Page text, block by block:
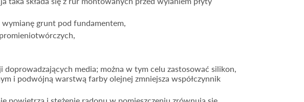
grunt pod fundamentem,
media; można w tym celu zastosować silikon,
i podwójną warstwą farby olejnej zmniejsza współczynnik